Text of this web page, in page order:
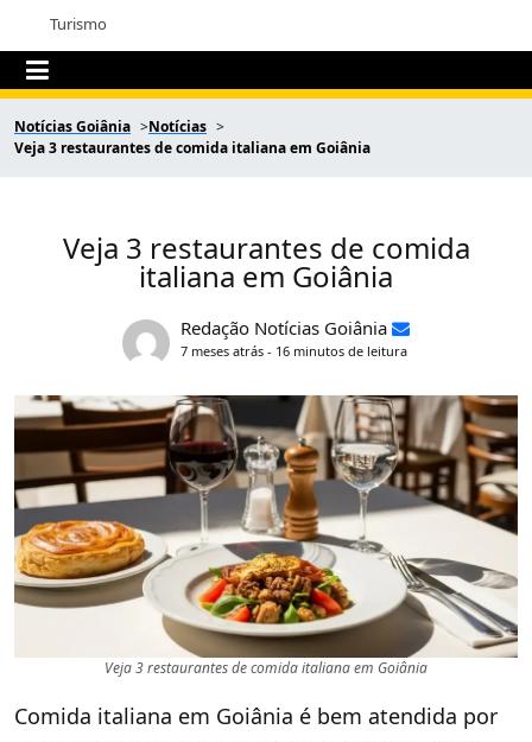
Turismo
Notícias Goiânia
Notícias
Veja 3 restaurantes de comida italiana em Goiânia
Veja 3 restaurantes de comida
italiana em Goiânia
Redação Notícias Goiânia
7 meses atrás - 16 minutos de leitura
Veja 3 restaurantes de comida italiana em Goiânia
Comida italiana em Goiânia é bem atendida por